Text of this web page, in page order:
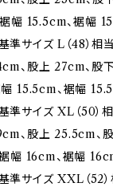
幅 15.5cm、裾幅
サイズ L（48）相当
、股上 27cm、股
15.5cm、裾幅
準サイズ XL（50）
、股上 25.5cm、
幅 16cm、裾幅
準サイズ XXL（52）